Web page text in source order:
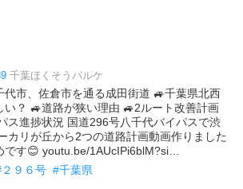
千葉ほくそうパルケ
代市、佐倉市を通る成田街道 🚙千葉県北西
い？ 🚙道路が狭い理由 🚙2ルート改善計画
ス進捗状況 国道296号八千代バイパスで渋
カリが丘から2つの道路計画動画作りました
です😊 youtu.be/1AUcIPi6blM?si…
９６号 #千葉県